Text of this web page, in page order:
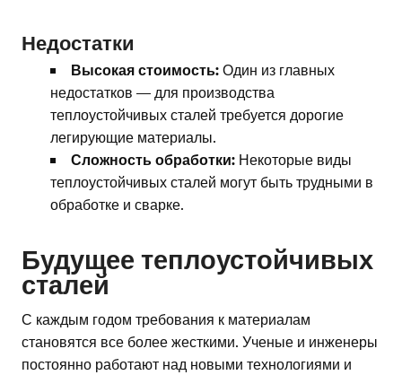
Недостатки
Высокая стоимость: Один из главных
недостатков — для производства
теплоустойчивых сталей требуется дорогие
легирующие материалы.
Сложность обработки: Некоторые виды
теплоустойчивых сталей могут быть трудными в
обработке и сварке.
Будущее теплоустойчивых
сталей
С каждым годом требования к материалам
становятся все более жесткими. Ученые и инженеры
постоянно работают над новыми технологиями и